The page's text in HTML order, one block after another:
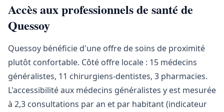
Accès aux professionnels de santé de
Quessoy
Quessoy bénéficie d'une offre de soins de proximité
plutôt confortable. Côté offre locale : 15 médecins
généralistes, 11 chirurgiens-dentistes, 3 pharmacies.
L'accessibilité aux médecins généralistes y est mesurée
à 2,3 consultations par an et par habitant (indicateur